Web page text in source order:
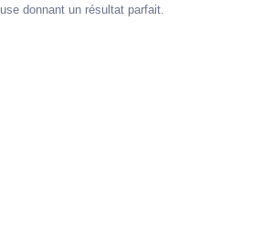
donnant un résultat parfait.